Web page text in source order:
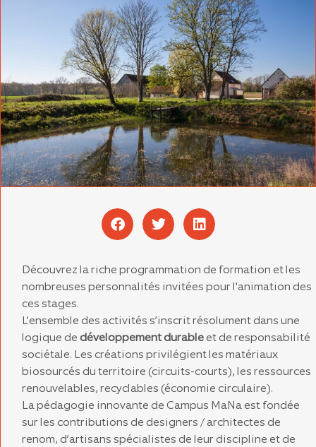
Découvrez la riche programmation de formation et les
nombreuses personnalités invitées pour l'animation des
ces stages.
L’ensemble des activités s’inscrit résolument dans une
logique dedéveloppement durableet de responsabilité
sociétale. Les créations privilégient les matériaux
biosourcés du territoire (circuits-courts), les ressources
renouvelables, recyclables (économie circulaire).
La pédagogie innovante de Campus MaNa est fondée
sur les contributions de designers / architectes de
renom, d’artisans spécialistes de leur discipline et de